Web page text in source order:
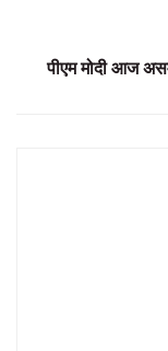
पीएम मोदी आज